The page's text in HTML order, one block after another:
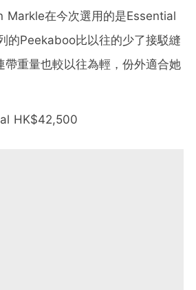
Markle在今次選用的是Essential
的Peekaboo比以往的少了接駁縫
帶重量也較以往為輕，份外適合她
HK$42,500